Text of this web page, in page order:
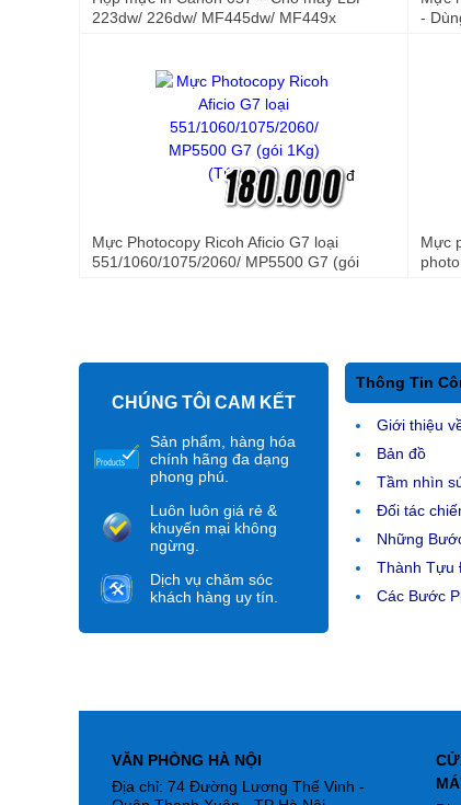
223dw/ 226dw/ MF445dw/ MF449x
-
đ
Mực Photocopy Ricoh Aficio G7 loại
551/1060/1075/2060/ MP5500 G7 (gói
Mực
CHÚNG TÔI CAM KẾT
Sản phẩm, hàng hóa
chính hãng đa dạng
phong phú.
Luôn luôn giá rẻ &
khuyến mại không
ngừng.
Dịch vụ chăm sóc
khách hàng uy tín.
Thông Tin
Giới thiệu
Bản đồ
Tầm nhìn
Đối tác
Những
Thành
Các Bước
VĂN PHÒNG HÀ NỘI
Địa chỉ: 74 Đường Lương Thế Vinh -